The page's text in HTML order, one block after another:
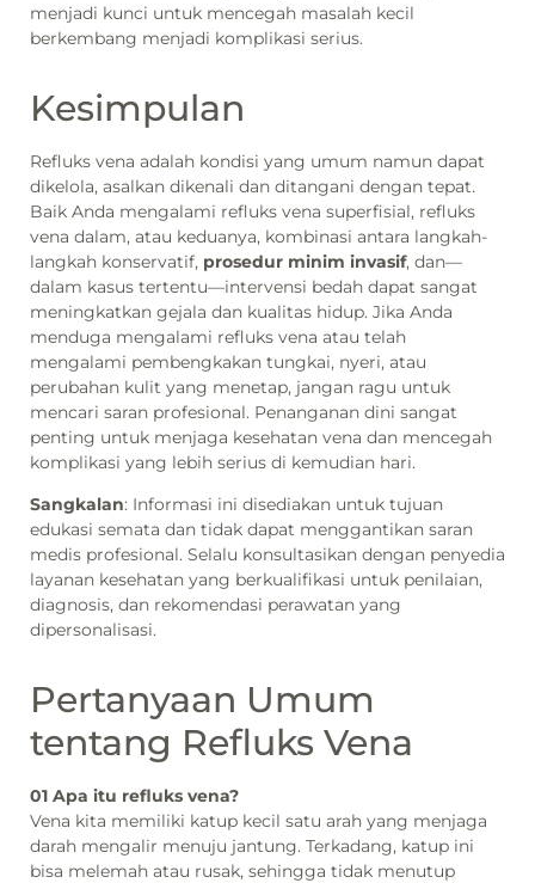
menjadi kunci untuk mencegah masalah kecil
berkembang menjadi komplikasi serius.
Kesimpulan
Refluks vena adalah kondisi yang umum namun dapat
dikelola, asalkan dikenali dan ditangani dengan tepat.
Baik Anda mengalami refluks vena superfisial, refluks
vena dalam, atau keduanya, kombinasi antara langkah-
langkah konservatif, prosedur minim invasif, dan—
dalam kasus tertentu—intervensi bedah dapat sangat
meningkatkan gejala dan kualitas hidup. Jika Anda
menduga mengalami refluks vena atau telah
mengalami pembengkakan tungkai, nyeri, atau
perubahan kulit yang menetap, jangan ragu untuk
mencari saran profesional. Penanganan dini sangat
penting untuk menjaga kesehatan vena dan mencegah
komplikasi yang lebih serius di kemudian hari.
Sangkalan: Informasi ini disediakan untuk tujuan
edukasi semata dan tidak dapat menggantikan saran
medis profesional. Selalu konsultasikan dengan penyedia
layanan kesehatan yang berkualifikasi untuk penilaian,
diagnosis, dan rekomendasi perawatan yang
dipersonalisasi.
Pertanyaan Umum
tentang Refluks Vena
01 Apa itu refluks vena?
Vena kita memiliki katup kecil satu arah yang menjaga
darah mengalir menuju jantung. Terkadang, katup ini
bisa melemah atau rusak, sehingga tidak menutup